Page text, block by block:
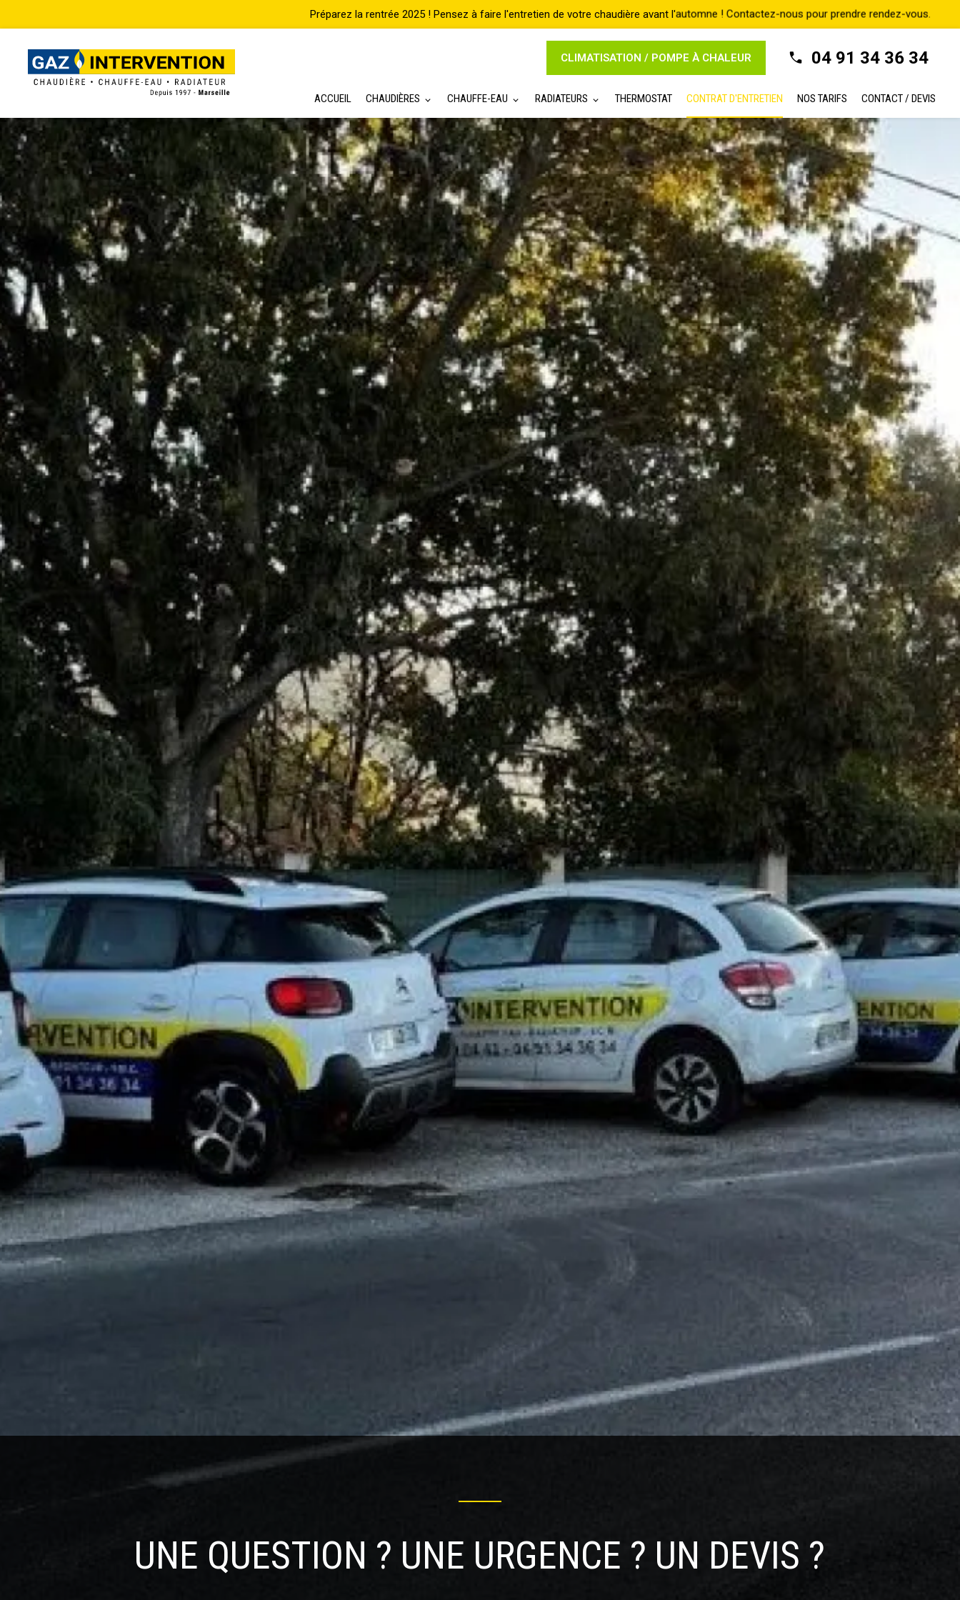
CLIMATISATION / POMPE À CHALEUR 04 91 34 36 34
ACCUEIL CHAUDIÈRES CHAUFFE-EAU RADIATEURS THERMOSTAT CONTRAT D'ENTRETIEN NOS TARIFS CONTACT / DEVIS
Accueil Contrat d'entretien CONTRAT D'ENTRETIEN CHAUDIERE A GAZ A MARSEILLE
RETOUR
CONTRAT D'ENTRETIEN CHAUDIERE A GAZ A
MARSEILLE
UN DEVIS ? UNE INTERVENTION ?
Gaz InterventionMARSEILLE, spécialiste de l'entretien et du dépannage de vos appareils à gaz
comme votre chaudière, intervient chez vous afin de réaliser l'entretien de votre appareil.
Nous proposons le contrat d'entretien pour votre chaudière à gaz sur Marseille
Lecontrat d'entretiencomprendl'entretiencomplet de lachaudièreainsi que la main
d’œuvre et le déplacement gratuit toute l'année.
Le contrat d'entretien se souscrit avec le technicien lors de l'intervention sur votre chaudière à
gaz. Le contrat démarre le jour de la signature et dure un an.
Il se renouvelle à tacite reconduction. Chaque année dans la première semaine du mois de la
date d'échéance du contrat l'avis d'échéance est envoyé, il appartient au souscripteur soit
d'adresser le règlement par chèque par courrier postal, ou de contacter par téléphone nos
services afin de convenir d'un rendez-vous avec un de nos techniciens afin qu'il procède à la
vérification complète de la chaudière.
Sachez que l'entretien de votre appareil est obligatoire, et qu'une chaudière régulièrement
entretenue est une chaudière qui va avoir une durée de vie plus importante.
Vous pouvez trouver nos tarifsici
Pour plus de renseignements, vous pouvez nous contacter au 0491343634 du lundi au vendredi
de 8h00 à 12h30 et de 13h30 à 18h00 ou bien via le formulaire de contact en ligne.
Partager :
Demander un devis ou une intervention
Les champs indiqués par un astérisque (*) sont obligatoires
Nom* Prénom
Téléphone* Email*
En soumettant ce formulaire, j'accepte que les informations saisies soient traitées par
INTERVENTIONdans le cadre de ma demande de contact et de la relation commerciale qui
peut en découler.
En savoir plus en consultant notre politique de confidentialité.
Intervention rapide Devis gratuit Entreprise familiale
UNE QUESTION ? UNE URGENCE ? UN DEVIS ?